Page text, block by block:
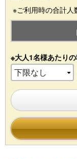
※ご利用時の合計人
※大人1名様あたり